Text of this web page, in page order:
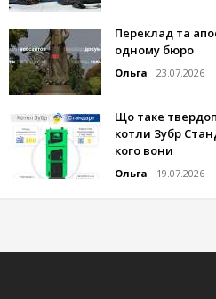
Переклад та
одному бюро
Ольга 23.07.2026
Що таке
котли Зубр
кого вони
Ольга 19.07.2026